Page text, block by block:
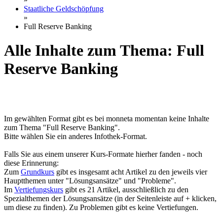
Staatliche Geldschöpfung
»
Full Reserve Banking
Alle Inhalte zum Thema: Full
Reserve Banking
Im gewählten Format gibt es bei monneta momentan keine Inhalte
zum Thema "Full Reserve Banking".
Bitte wählen Sie ein anderes Infothek-Format.
Falls Sie aus einem unserer Kurs-Formate hierher fanden - noch
diese Erinnerung:
Zum Grundkurs gibt es insgesamt acht Artikel zu den jeweils vier
Hauptthemen unter "Lösungsansätze" und "Probleme".
Im Vertiefungskurs gibt es 21 Artikel, ausschließlich zu den
Spezialthemen der Lösungsansätze (in der Seitenleiste auf + klicken,
um diese zu finden). Zu Problemen gibt es keine Vertiefungen.